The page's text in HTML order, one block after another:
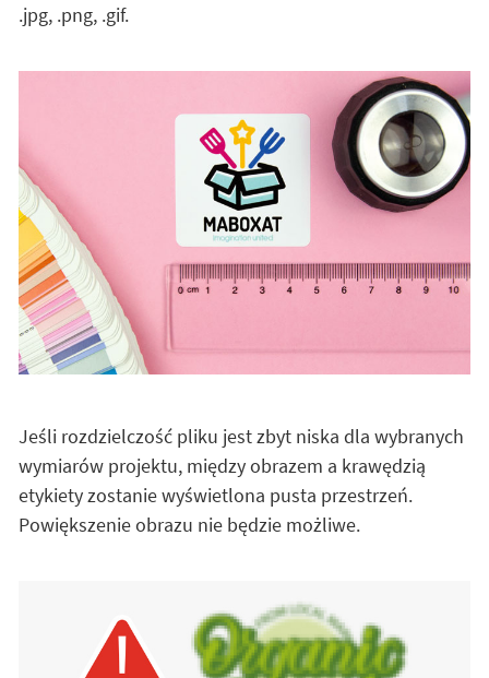
.jpg, .png, .gif.
Jeśli rozdzielczość pliku jest zbyt niska dla wybranych
wymiarów projektu, między obrazem a krawędzią
etykiety zostanie wyświetlona pusta przestrzeń.
Powiększenie obrazu nie będzie możliwe.